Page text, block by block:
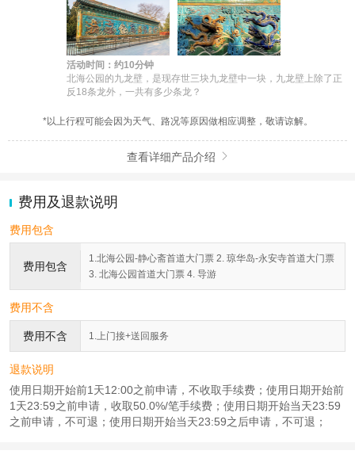
活动时间：约10分钟
北海公园的九龙壁，是现存世三块九龙壁中一块，九龙壁上除了正
反18条龙外，一共有多少条龙？
*以上行程可能会因为天气、路况等原因做相应调整，敬请谅解。
查看详细产品介绍 
费用及退款说明
费用包含
费用包含
1.北海公园-静心斋首道大门票 2. 琼华岛-永安寺首道大门票
3. 北海公园首道大门票 4. 导游
费用不含
费用不含 1.上门接+送回服务
退款说明
使用日期开始前1天12:00之前申请，不收取手续费；使用日期开始前
1天23:59之前申请，收取50.0%/笔手续费；使用日期开始当天23:59
之前申请，不可退；使用日期开始当天23:59之后申请，不可退；